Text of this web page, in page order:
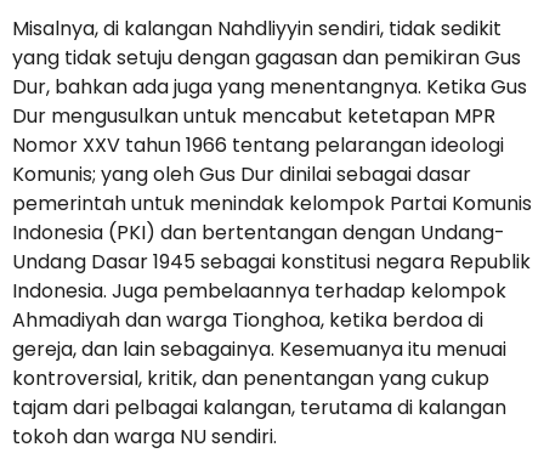
Misalnya, di kalangan Nahdliyyin sendiri, tidak sedikit
yang tidak setuju dengan gagasan dan pemikiran Gus
Dur, bahkan ada juga yang menentangnya. Ketika Gus
Dur mengusulkan untuk mencabut ketetapan MPR
Nomor XXV tahun 1966 tentang pelarangan ideologi
Komunis; yang oleh Gus Dur dinilai sebagai dasar
pemerintah untuk menindak kelompok Partai Komunis
Indonesia (PKI) dan bertentangan dengan Undang-
Undang Dasar 1945 sebagai konstitusi negara Republik
Indonesia. Juga pembelaannya terhadap kelompok
Ahmadiyah dan warga Tionghoa, ketika berdoa di
gereja, dan lain sebagainya. Kesemuanya itu menuai
kontroversial, kritik, dan penentangan yang cukup
tajam dari pelbagai kalangan, terutama di kalangan
tokoh dan warga NU sendiri.